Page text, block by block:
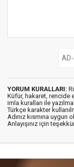
YORUM KURALLARI:
Küfür, hakaret, rencide
imla kuralları ile
Türkçe karakter
Adınız kısmına
Anlayışınız için